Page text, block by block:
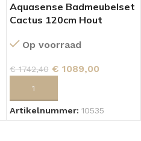
Aquasense Badmeubelset
Cactus 120cm Hout
Op voorraad
€1742,40 € 1089,00
Artikelnummer: 10535